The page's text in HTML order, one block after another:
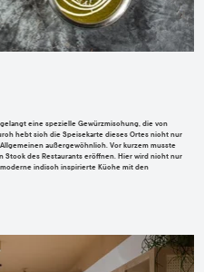
eine spezielle Gewürzmischung, die von
hebt sich die Speisekarte dieses Ortes nicht nur
außergewöhnlich. Vor kurzem musste
des Restaurants eröffnen. Hier wird nicht nur
indisch inspirierte Küche mit den